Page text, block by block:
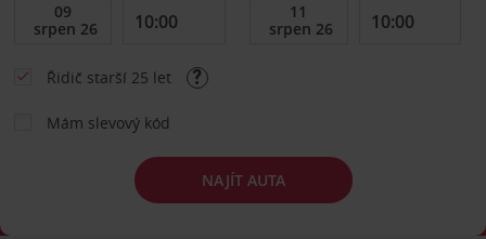
Řidič starší 25 let
Mám slevový kód
NAJÍT AUTA